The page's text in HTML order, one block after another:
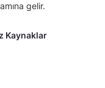
gelir.
Kaynaklar